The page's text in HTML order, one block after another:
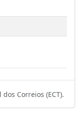
Correios (ECT).